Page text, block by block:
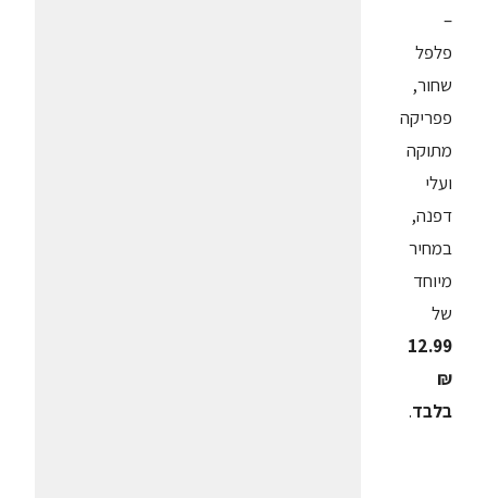
–
פלפל
שחור,
פפריקה
מתוקה
ועלי
דפנה,
במחיר
מיוחד
של
12.99
₪
בלבד.